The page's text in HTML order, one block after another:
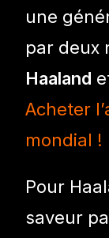
une
par deux
Haaland
Acheter
mondial !
Pour
saveur